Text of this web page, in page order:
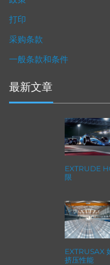
打印
采购条款
一般条款和条件
最新文章
EXTRUDE
限
EXTRUSAX
挤压性能